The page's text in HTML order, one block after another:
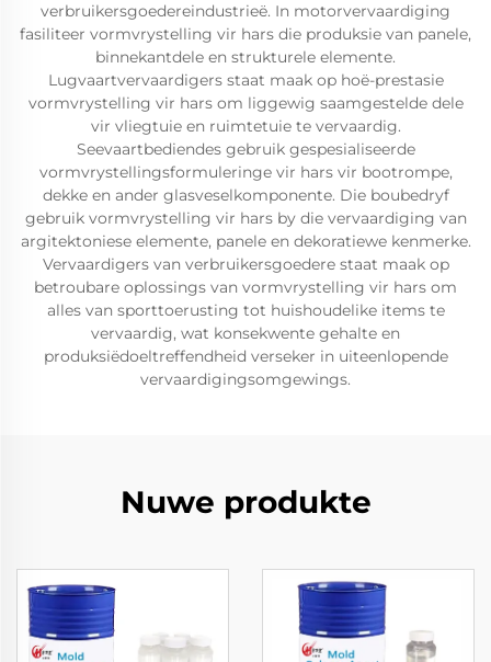
verbruikersgoedereindustrieë. In motorvervaardiging
fasiliteer vormvrystelling vir hars die produksie van panele,
binnekantdele en strukturele elemente.
Lugvaartvervaardigers staat maak op hoë-prestasie
vormvrystelling vir hars om liggewig saamgestelde dele
vir vliegtuie en ruimtetuie te vervaardig.
Seevaartbediendes gebruik gespesialiseerde
vormvrystellingsformuleringe vir hars vir bootrompe,
dekke en ander glasveselkomponente. Die boubedryf
gebruik vormvrystelling vir hars by die vervaardiging van
argitektoniese elemente, panele en dekoratiewe kenmerke.
Vervaardigers van verbruikersgoedere staat maak op
betroubare oplossings van vormvrystelling vir hars om
alles van sporttoerusting tot huishoudelike items te
vervaardig, wat konsekwente gehalte en
produksiëdoeltreffendheid verseker in uiteenlopende
vervaardigingsomgewings.
Nuwe produkte